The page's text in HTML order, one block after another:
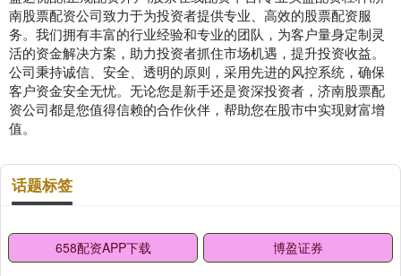
南股票配资公司致力于为投资者提供专业、高效的股票配资服
务。我们拥有丰富的行业经验和专业的团队，为客户量身定制灵
活的资金解决方案，助力投资者抓住市场机遇，提升投资收益。
公司秉持诚信、安全、透明的原则，采用先进的风控系统，确保
客户资金安全无忧。无论您是新手还是资深投资者，济南股票配
资公司都是您值得信赖的合作伙伴，帮助您在股市中实现财富增
值。
话题标签
658配资APP下载 博盈证券